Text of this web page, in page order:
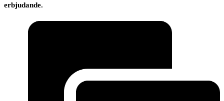
erbjudande.